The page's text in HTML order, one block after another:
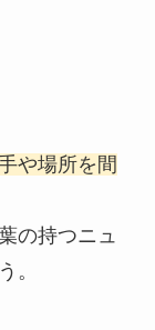
や場所を間
の持つニュ
。